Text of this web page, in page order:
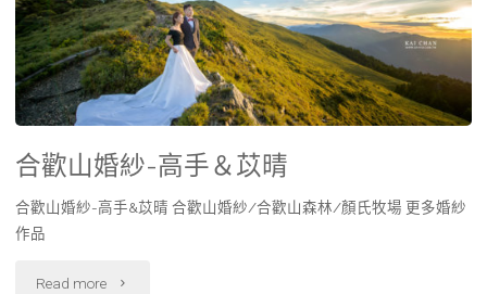
合歡山婚紗-高手＆苡晴
合歡山婚紗-高手&苡晴 合歡山婚紗/合歡山森林/顏氏牧場 更多婚紗
作品
Read more